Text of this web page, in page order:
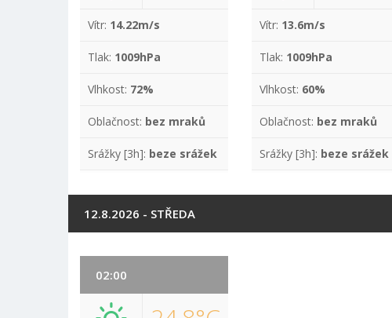
Vítr: 14.22m/s
Tlak: 1009hPa
Vlhkost: 72%
Oblačnost: bez mraků
Srážky [3h]: beze srážek
Vítr: 13.6m/s
Tlak: 1009hPa
Vlhkost: 60%
Oblačnost: bez mraků
Srážky [3h]: beze srážek
12.8.2026 - STŘEDA
02:00